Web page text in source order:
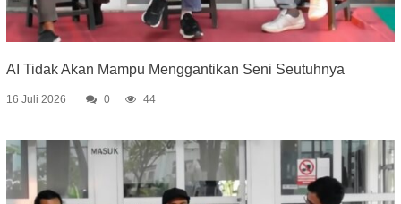
AI Tidak Akan Mampu Menggantikan Seni Seutuhnya
16 Juli 2026 0 44